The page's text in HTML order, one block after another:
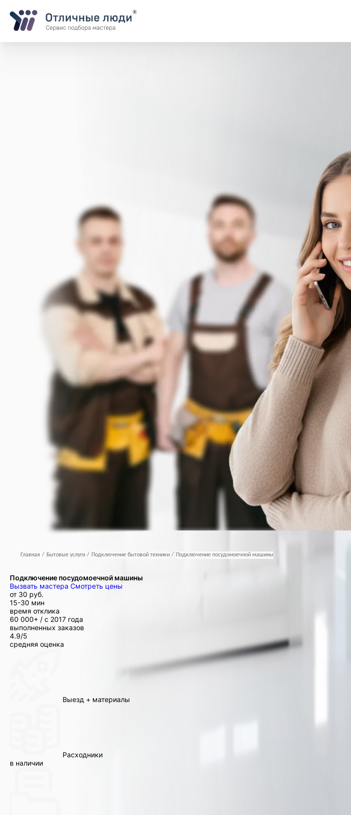
Главная / Бытовые услуги / Подключение бытовой техники / Подключение посудомоечной машины
Подключение посудомоечной машины
Вызвать мастера Смотреть цены
от 30 руб.
15-30 мин
время отклика
60 000+ / с 2017 года
выполненных заказов
4.9/5
средняя оценка
Выезд + материалы
Расходники
в наличии
За каждый оформленный заказ вы получаете Cash-back на свой счет
Итого:
0.00руб.
Прикрепить фото (до 5 шт.) (Подсказка: фото помогут мастеру точнее оценить задачу)
Добавить фото
Заказать
Я согласен с условиямиобработки данных